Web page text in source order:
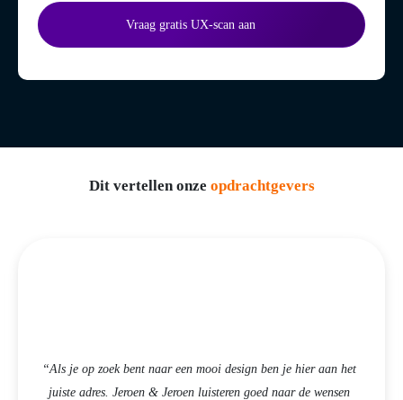
Vraag gratis UX-scan aan
Dit vertellen onze opdrachtgevers
“Als je op zoek bent naar een mooi design ben je hier aan het
juiste adres. Jeroen & Jeroen luisteren goed naar de wensen